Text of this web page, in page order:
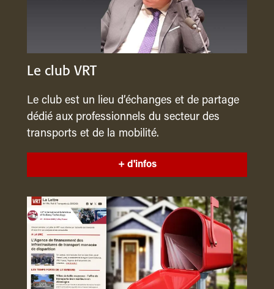
Le club VRT
Le club est un lieu d’échanges et de partage
dédié aux professionnels du secteur des
transports et de la mobilité.
+ d'infos